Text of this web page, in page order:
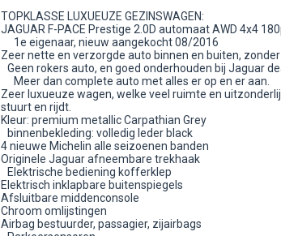
TOPKLASSE LUXUEUZE GEZINSWAGEN:
JAGUAR F-PACE Prestige 2.0D automaat AWD 4x4
1e eigenaar, nieuw aangekocht 08/2016
Zeer nette en verzorgde auto binnen en buiten,
Geen rokers auto, en goed onderhouden bij Jaguar
Meer dan complete auto met alles er op en er aan.
Zeer luxueuze wagen, welke veel ruimte en
stuurt en rijdt.
Kleur: premium metallic Carpathian Grey
binnenbekleding: volledig leder black
4 nieuwe Michelin alle seizoenen banden
Originele Jaguar afneembare trekhaak
Elektrische bediening kofferklep
Elektrisch inklapbare buitenspiegels
Afsluitbare middenconsole
Chroom omlijstingen
Airbag bestuurder, passagier, zijairbags